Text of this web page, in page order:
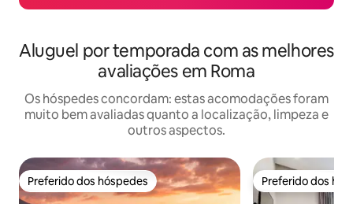
Aluguel por temporada com as melhores
avaliações em Roma
Os hóspedes concordam: estas acomodações foram
muito bem avaliadas quanto a localização, limpeza e
outros aspectos.
Preferido dos hóspedes
Preferido dos hóspedes Preferido dos
Preferido dos